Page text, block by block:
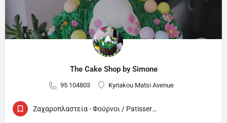
The Cake Shop by Simone
95 104803 Kyriakou Matsi Avenue
Ζαχαροπλαστεία - Φούρνοι / Patisseries - Bakeries